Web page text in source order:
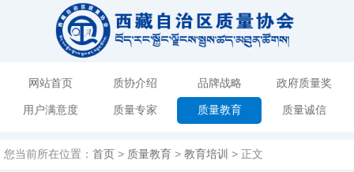
网站首页 质协介绍 品牌战略 政府质量奖
用户满意度 质量专家 质量教育 质量诚信
您当前所在位置： 首页 > 质量教育 > 教育培训 > 正文